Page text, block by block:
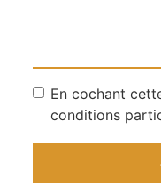
En cochant
conditions